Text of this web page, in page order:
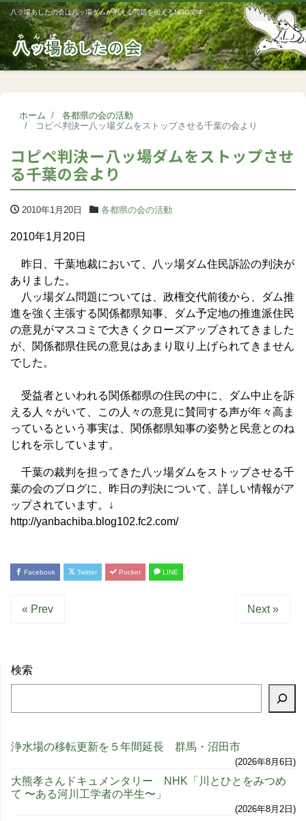
八ッ場あしたの会は八ッ場ダムが抱える問題を伝えるNGOです
ホーム
各都県の会の活動
コピペ判決ー八ッ場ダムをストップさせる千葉の会より
コピペ判決ー八ッ場ダムをストップさせ
る千葉の会より
2010年1月20日 各都県の会の活動
2010年1月20日
昨日、千葉地裁において、八ッ場ダム住民訴訟の判決が
ありました。
八ッ場ダム問題については、政権交代前後から、ダム推
進を強く主張する関係都県知事、ダム予定地の推進派住民
の意見がマスコミで大きくクローズアップされてきました
が、関係都県住民の意見はあまり取り上げられてきません
でした。
受益者といわれる関係都県の住民の中に、ダム中止を訴
える人々がいて、この人々の意見に賛同する声が年々高ま
っているという事実は、関係都県知事の姿勢と民意とのね
じれを示しています。
千葉の裁判を担ってきた八ッ場ダムをストップさせる千
葉の会のブログに、昨日の判決について、詳しい情報がア
ップされています。↓
http://yanbachiba.blog102.fc2.com/
Facebook Twitter Pocket LINE
« Prev Next »
検索
浄水場の移転更新を５年間延長 群馬・沼田市
2026年8月6日
大熊孝さんドキュメンタリー NHK「川とひとをみつめ
て 〜ある河川工学者の半生〜」
2026年8月2日